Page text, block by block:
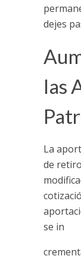
dejes
las
La
de
se in